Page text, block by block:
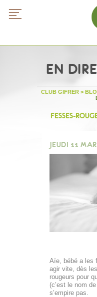
EN
CLUB GIFRER >
FESSES-
JEUDI 11
Aïe, bébé a les
agir vite, dès
rougeurs pour
(c’est le nom
s’empire pas.